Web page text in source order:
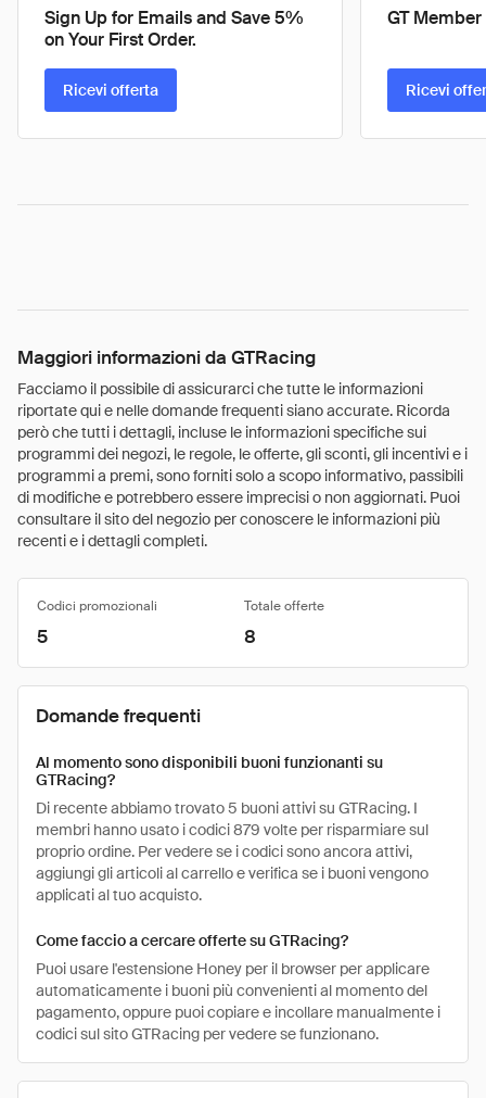
Sign Up for Emails and Save 5%
on Your First Order.
Ricevi offerta
GT Member
Ricevi
Maggiori informazioni da GTRacing
Facciamo il possibile di assicurarci che tutte le informazioni
riportate qui e nelle domande frequenti siano accurate. Ricorda
però che tutti i dettagli, incluse le informazioni specifiche sui
programmi dei negozi, le regole, le offerte, gli sconti, gli incentivi e i
programmi a premi, sono forniti solo a scopo informativo, passibili
di modifiche e potrebbero essere imprecisi o non aggiornati. Puoi
consultare il sito del negozio per conoscere le informazioni più
recenti e i dettagli completi.
Codici promozionali Totale offerte
5 8
Domande frequenti
Al momento sono disponibili buoni funzionanti su
GTRacing?
Di recente abbiamo trovato 5 buoni attivi su GTRacing. I
membri hanno usato i codici 879 volte per risparmiare sul
proprio ordine. Per vedere se i codici sono ancora attivi,
aggiungi gli articoli al carrello e verifica se i buoni vengono
applicati al tuo acquisto.
Come faccio a cercare offerte su GTRacing?
Puoi usare l'estensione Honey per il browser per applicare
automaticamente i buoni più convenienti al momento del
pagamento, oppure puoi copiare e incollare manualmente i
codici sul sito GTRacing per vedere se funzionano.